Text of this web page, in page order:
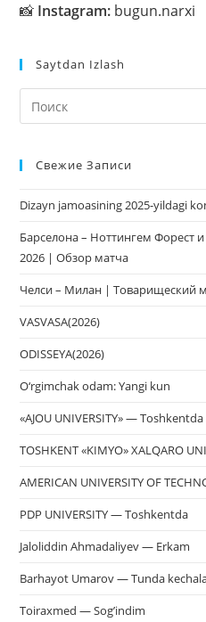
📸 Instagram: bugun.narxi
Saytdan Izlash
Свежие Записи
Dizayn jamoasining 2025-yildagi
Барселона – Ноттингем Форест
2026 | Обзор матча
Челси – Милан | Товарищеский
VASVASA(2026)
ODISSEYA(2026)
O‘rgimchak odam: Yangi kun
«AJOU UNIVERSITY» — Toshkentda
TOSHKENT «KIMYO» XALQARO
AMERICAN UNIVERSITY OF
PDP UNIVERSITY — Toshkentda
Jaloliddin Ahmadaliyev — Erkam
Barhayot Umarov — Tunda
Toiraxmed — Sog’indim